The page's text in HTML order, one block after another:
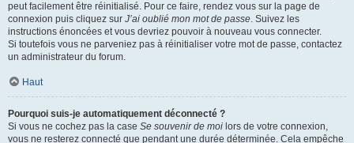
peut facilement être réinitialisé. Pour ce faire, rendez vous sur la page de
connexion puis cliquez sur J’ai oublié mon mot de passe. Suivez les
instructions énoncées et vous devriez pouvoir à nouveau vous connecter.
Si toutefois vous ne parveniez pas à réinitialiser votre mot de passe, contactez
un administrateur du forum.
Haut
Pourquoi suis-je automatiquement déconnecté ?
Si vous ne cochez pas la case Se souvenir de moi lors de votre connexion,
vous ne resterez connecté que pendant une durée déterminée. Cela empêche